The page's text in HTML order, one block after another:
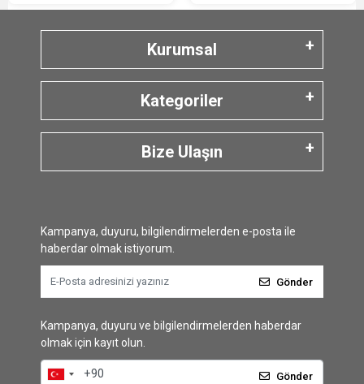
Kurumsal
Kategoriler
Bize Ulaşın
Kampanya, duyuru, bilgilendirmelerden e-posta ile
haberdar olmak istiyorum.
Gönder
Kampanya, duyuru ve bilgilendirmelerden haberdar
olmak için kayıt olun.
Gönder